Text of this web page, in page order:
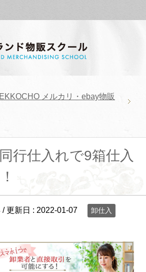
メルカリ・ebay物販
行仕入れで9箱仕入
/ 更新日 : 2022-01-07 卸仕入